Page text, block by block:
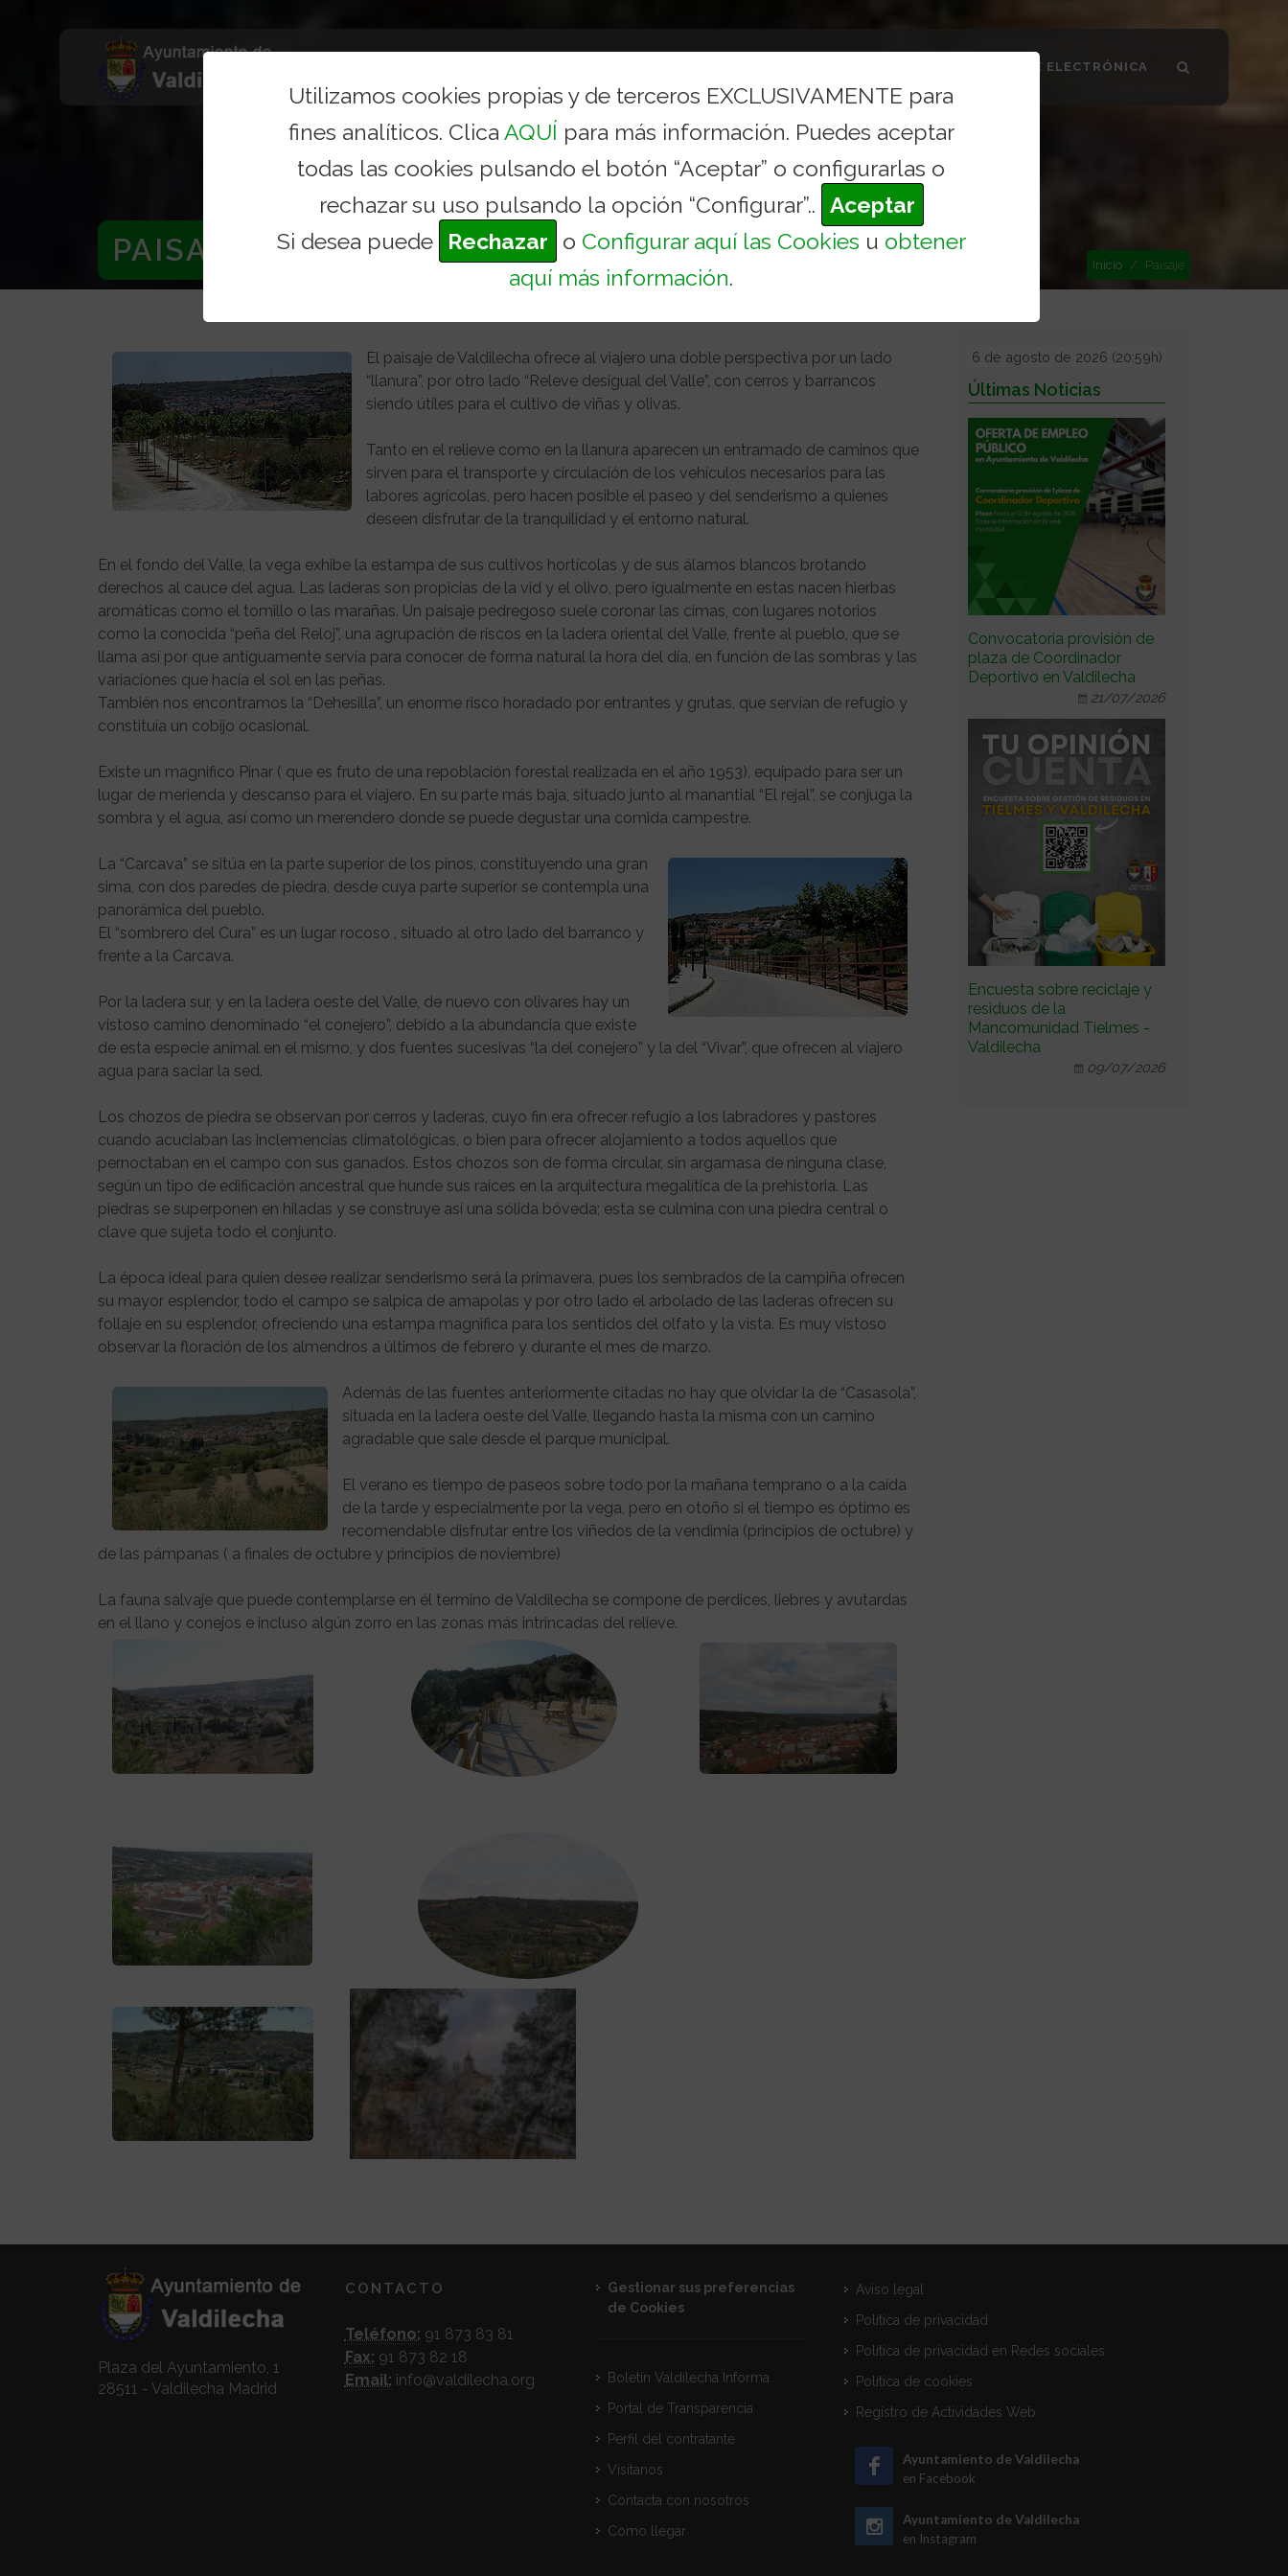
Utilizamos cookies propias y de terceros EXCLUSIVAMENTE para
fines analíticos. Clica AQUÍ para más información. Puedes aceptar
todas las cookies pulsando el botón “Aceptar” o configurarlas o
rechazar su uso pulsando la opción “Configurar”.. Aceptar
Si desea puede
Rechazar o Configurar aquí las Cookies u obtener
aquí más información.
SEDE ELECTRÓNICA
PAISAJE Inicio Paisaje
El paisaje de Valdilecha ofrece al viajero una doble perspectiva por un lado
“llanura”, por otro lado “Releve desigual del Valle”, con cerros y barrancos
siendo útiles para el cultivo de viñas y olivas.
Tanto en el relieve como en la llanura aparecen un entramado de caminos que
sirven para el transporte y circulación de los vehículos necesarios para las
labores agrícolas, pero hacen posible el paseo y del senderismo a quienes
deseen disfrutar de la tranquilidad y el entorno natural.
En el fondo del Valle, la vega exhibe la estampa de sus cultivos hortícolas y de sus álamos blancos brotando
derechos al cauce del agua. Las laderas son propicias de la vid y el olivo, pero igualmente en estas nacen hierbas
aromáticas como el tomillo o las marañas. Un paisaje pedregoso suele coronar las cimas, con lugares notorios
como la conocida “peña del Reloj”, una agrupación de riscos en la ladera oriental del Valle, frente al pueblo, que se
llama así por que antiguamente servia para conocer de forma natural la hora del día, en función de las sombras y las
variaciones que hacía el sol en las peñas.
También nos encontramos la “Dehesilla”, un enorme risco horadado por entrantes y grutas, que servían de refugio y
constituía un cobijo ocasional.
Existe un magnifico Pinar ( que es fruto de una repoblación forestal realizada en el año 1953), equipado para ser un
lugar de merienda y descanso para el viajero. En su parte más baja, situado junto al manantial “El rejal”, se conjuga la
sombra y el agua, así como un merendero donde se puede degustar una comida campestre.
La “Carcava” se sitúa en la parte superior de los pinos, constituyendo una gran
sima, con dos paredes de piedra, desde cuya parte superior se contempla una
panorámica del pueblo.
El “sombrero del Cura” es un lugar rocoso , situado al otro lado del barranco y
frente a la Carcava.
Por la ladera sur, y en la ladera oeste del Valle, de nuevo con olivares hay un
vistoso camino denominado “el conejero”, debido a la abundancia que existe
de esta especie animal en el mismo, y dos fuentes sucesivas “la del conejero” y la del “Vivar”, que ofrecen al viajero
agua para saciar la sed.
Los chozos de piedra se observan por cerros y laderas, cuyo fin era ofrecer refugio a los labradores y pastores
cuando acuciaban las inclemencias climatológicas, o bien para ofrecer alojamiento a todos aquellos que
pernoctaban en el campo con sus ganados. Estos chozos son de forma circular, sin argamasa de ninguna clase,
según un tipo de edificación ancestral que hunde sus raíces en la arquitectura megalítica de la prehistoria. Las
piedras se superponen en hiladas y se construye así una sólida bóveda; esta se culmina con una piedra central o
clave que sujeta todo el conjunto.
La época ideal para quien desee realizar senderismo será la primavera, pues los sembrados de la campiña ofrecen
su mayor esplendor, todo el campo se salpica de amapolas y por otro lado el arbolado de las laderas ofrecen su
follaje en su esplendor, ofreciendo una estampa magnifica para los sentidos del olfato y la vista. Es muy vistoso
observar la floración de los almendros a últimos de febrero y durante el mes de marzo.
Además de las fuentes anteriormente citadas no hay que olvidar la de “Casasola”,
situada en la ladera oeste del Valle, llegando hasta la misma con un camino
agradable que sale desde el parque municipal.
El verano es tiempo de paseos sobre todo por la mañana temprano o a la caída
de la tarde y especialmente por la vega, pero en otoño si el tiempo es óptimo es
recomendable disfrutar entre los viñedos de la vendimia (principios de octubre) y
de las pámpanas ( a finales de octubre y principios de noviembre)
La fauna salvaje que puede contemplarse en él termino de Valdilecha se compone de perdices, liebres y avutardas
en el llano y conejos e incluso algún zorro en las zonas más intrincadas del relieve.
6 de agosto de 2026 (20:59h)
Últimas Noticias
Convocatoria provisión de
plaza de Coordinador
Deportivo en Valdilecha
21/07/2026
Encuesta sobre reciclaje y
residuos de la
Mancomunidad Tielmes -
Valdilecha
09/07/2026
Plaza del Ayuntamiento, 1
28511 - Valdilecha Madrid
CONTACTO
Teléfono: 91 873 83 81
Fax: 91 873 82 18
Email: info@valdilecha.org
Gestionar sus preferencias
de Cookies
Boletín Valdilecha Informa
Portal de Transparencia
Perfil del contratante
Visitanos
Contacta con nosotros
Como llegar
Aviso legal
Política de privacidad
Política de privacidad en Redes sociales
Política de cookies
Registro de Actividades Web
Ayuntamiento de Valdilecha
en Facebook
Ayuntamiento de Valdilecha
en Instagram